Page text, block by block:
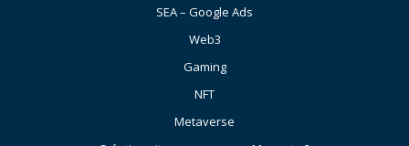
SEA – Google Ads
Web3
Gaming
NFT
Metaverse